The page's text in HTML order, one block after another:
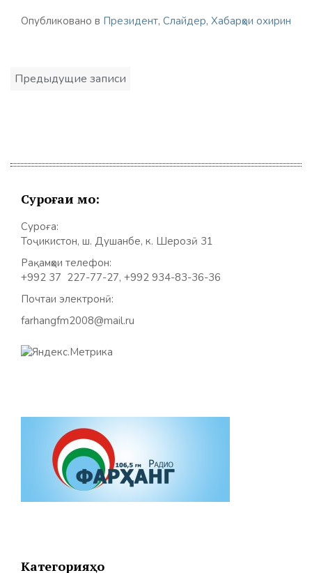
Опубликовано в Президент, Слайдер, Хабарҳои охирин
Навигация
по
Предыдущие записи
Суроғаи мо:
Суроға:
Тоҷикистон, ш. Душанбе, к. Шерозӣ 31
Рақамҳои телефон:
+992 37 227-77-27, +992 934-83-36-36
Почтаи электронӣ:
farhangfm2008@mail.ru
Категорияҳо